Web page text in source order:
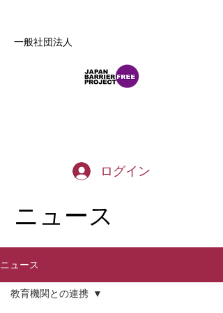
一般社団法人
ログイン
​ニュース
ニュース
教育機関との連携